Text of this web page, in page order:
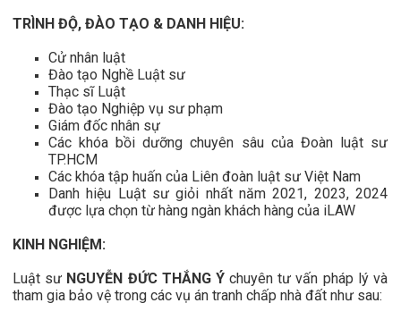
TRÌNH ĐỘ, ĐÀO TẠO & DANH HIỆU:
Cử nhân luật
Đào tạo Nghề Luật sư
Thạc sĩ Luật
Đào tạo Nghiệp vụ sư phạm
Giám đốc nhân sự
Các khóa bồi dưỡng chuyên sâu của Đoàn luật sư
TP.HCM
Các khóa tập huấn của Liên đoàn luật sư Việt Nam
Danh hiệu Luật sư giỏi nhất năm 2021, 2023, 2024
được lựa chọn từ hàng ngàn khách hàng của iLAW
KINH NGHIỆM:
Luật sư NGUYỄN ĐỨC THẮNG Ýchuyên tư vấn pháp lý và
tham gia bảo vệ trong các vụ án tranh chấp nhà đất như sau: